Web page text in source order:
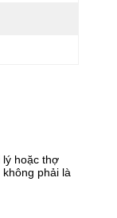
lý hoặc thợ
phải là